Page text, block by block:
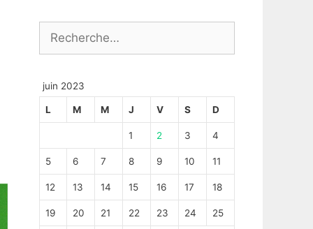
Rechercher :
juin 2023
L M M J V S D
1 2 3 4
5 6 7 8 9 10 11
12 13 14 15 16 17 18
19 20 21 22 23 24 25